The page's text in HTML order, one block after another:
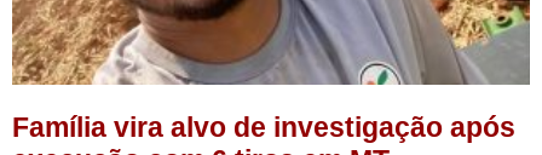
Família vira alvo de investigação após